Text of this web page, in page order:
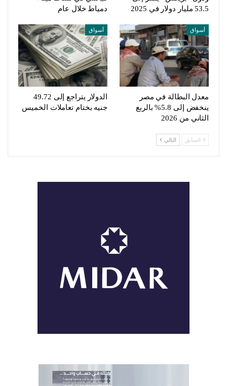
53.5 مليار دولار في 2025
دمياط خلال عام
أسواق
معدل البطالة في مصر
ينخفض إلى 5.8% بالربع
الثاني من 2026
أسواق
الدولار يتراجع إلى 49.72
جنيه بختام تعاملات الخميس
السابق التالي